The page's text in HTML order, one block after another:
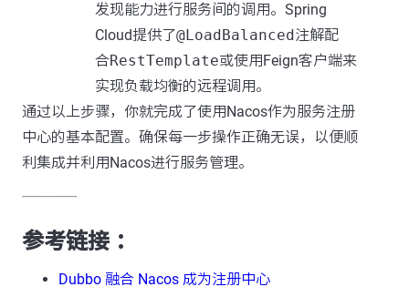
发现能力进行服务间的调用。Spring
Cloud提供了@LoadBalanced注解配
合RestTemplate或使用Feign客户端来
实现负载均衡的远程调用。
通过以上步骤，你就完成了使用Nacos作为服务注册
中心的基本配置。确保每一步操作正确无误，以便顺
利集成并利用Nacos进行服务管理。
---------------
参考链接 ：
Dubbo 融合 Nacos 成为注册中心